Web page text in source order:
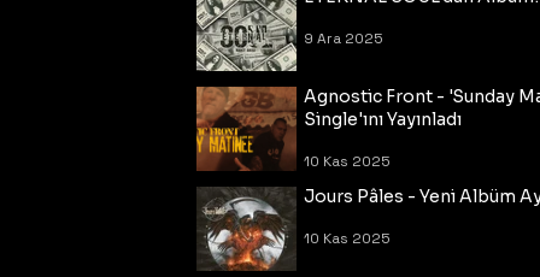
9 Ara 2025
Agnostic Front - 'Sunday
Single'ını Yayınladı
10 Kas 2025
Jours Pâles - Yeni Albüm
10 Kas 2025